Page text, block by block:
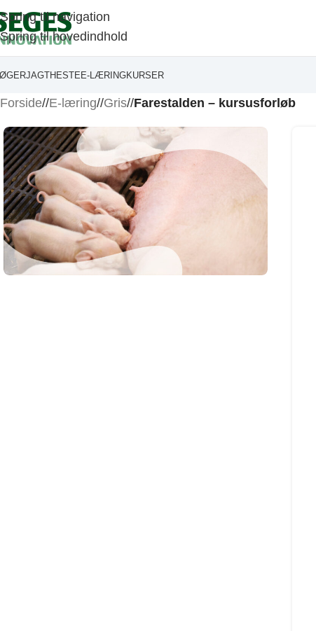
Spring til navigation
Spring til hovedindhold
JAGTHESTEE-LÆRINGKURSER
Forside/ E-læring/ Gris/ Farestalden – kursusforløb